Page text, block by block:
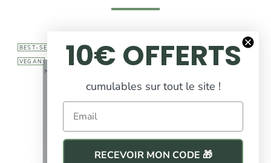
BEST-SELLER
VEGAN
MÁDARA
Fond de teint
BEST-SELLER
Crème Sans
Rinçage - Kurl
10€ OFFERTS
cumulables sur tout le site !
Email
RECEVOIR MON CODE 🎁